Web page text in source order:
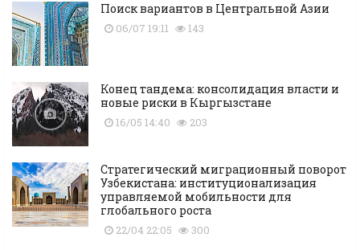
Поиск вариантов в Центральной Азии
06/07 19:11 143
Конец тандема: консолидация власти и
новые риски в Кыргызстане
16/05 14:40 203
Стратегический миграционный поворот
Узбекистана: институционализация
управляемой мобильности для
глобального роста
22/04 22:05 300